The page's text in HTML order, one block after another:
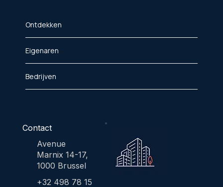
Ontdekken
Eigenaren
Bedrijven
Contact
Avenue
Marnix 14-17,
1000 Brussel
+32 498 78 15